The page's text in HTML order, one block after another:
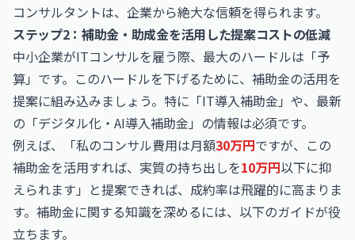
コンサルタントは、企業から絶大な信頼を得られます。
ステップ2：補助金・助成金を活用した提案コストの低減
中小企業がITコンサルを雇う際、最大のハードルは「予
算」です。このハードルを下げるために、補助金の活用を
提案に組み込みましょう。特に「IT導入補助金」や、最新
の「デジタル化・AI導入補助金」の情報は必須です。
例えば、「私のコンサル費用は月額30万円ですが、この
補助金を活用すれば、実質の持ち出しを10万円以下に抑
えられます」と提案できれば、成約率は飛躍的に高まりま
す。補助金に関する知識を深めるには、以下のガイドが役
立ちます。